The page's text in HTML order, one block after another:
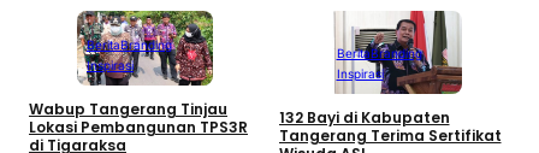
BeritaBranding
Inspirasi
Wabup Tangerang Tinjau
Lokasi Pembangunan TPS3R
di Tigaraksa
BeritaBranding
Inspirasi
132 Bayi di Kabupaten
Tangerang Terima Sertifikat